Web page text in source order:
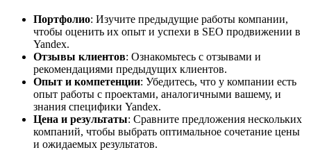
Портфолио: Изучите предыдущие работы компании,
чтобы оценить их опыт и успехи в SEO продвижении в
Yandex.
Отзывы клиентов: Ознакомьтесь с отзывами и
рекомендациями предыдущих клиентов.
Опыт и компетенции: Убедитесь, что у компании есть
опыт работы с проектами, аналогичными вашему, и
знания специфики Yandex.
Цена и результаты: Сравните предложения нескольких
компаний, чтобы выбрать оптимальное сочетание цены
и ожидаемых результатов.